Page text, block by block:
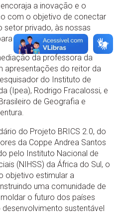
a inovação e o
com o objetivo de conectar
setor privado, às nossas
inovação”.
da professora da
apresentações do reitor da
do Instituto de
(Ipea), Rodrigo Fracalossi, e
de Geografia e
do Projeto BRICS 2.0, do
da Coppe Andrea Santos
pelo Instituto Nacional de
(NIHSS) da África do Sul, o
objetivo estimular a
uma comunidade de
o futuro dos países
sustentável